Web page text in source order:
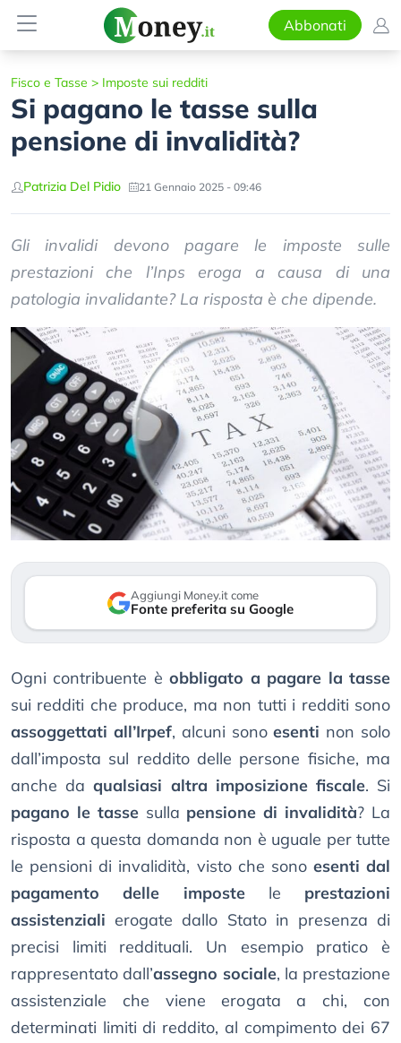
Abbonati
Fisco e Tasse > Imposte sui redditi
Si pagano le tasse sulla
pensione di invalidità?
Patrizia Del Pidio 21 Gennaio 2025 - 09:46
Gli invalidi devono pagare le imposte sulle
prestazioni che l’Inps eroga a causa di una
patologia invalidante? La risposta è che dipende.
Aggiungi Money.it come
Fonte preferita su Google
Ogni contribuente èobbligato a pagare la tasse
sui redditi che produce, ma non tutti i redditi sono
assoggettati all’Irpef, alcuni sonoesenti non solo
dall’imposta sul reddito delle persone fisiche, ma
anche daqualsiasi altra imposizione fiscale. Si
pagano le tassesulla pensione di invalidità? La
risposta a questa domanda non è uguale per tutte
le pensioni di invalidità, visto che sono esenti dal
pagamento delle impostele prestazioni
assistenziali erogate dallo Stato in presenza di
precisi limiti reddituali. Un esempio pratico è
rappresentato dall’assegno sociale, la prestazione
assistenziale che viene erogata a chi, con
determinati limiti di reddito, al compimento dei 67